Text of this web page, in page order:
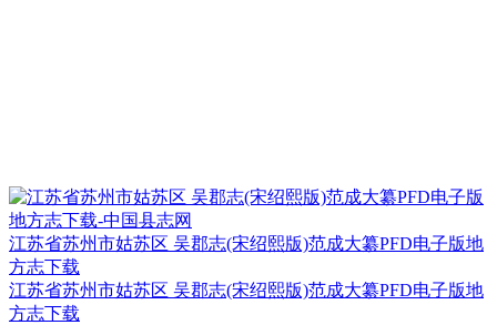
江苏省苏州市姑苏区 吴郡志(宋绍熙版)范成大纂PFD电子版地
方志下载
江苏省苏州市姑苏区 吴郡志(宋绍熙版)范成大纂PFD电子版地
方志下载